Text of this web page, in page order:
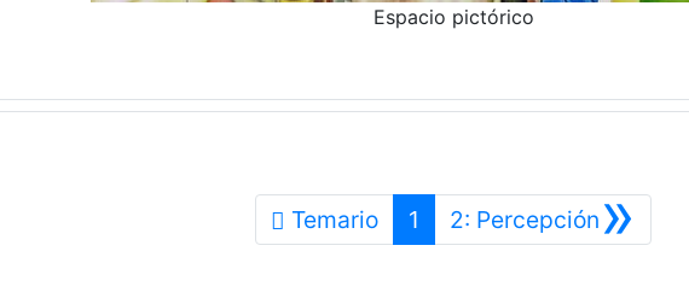
Espacio pictórico
Temario 1 »
2: Percepción Siguiente